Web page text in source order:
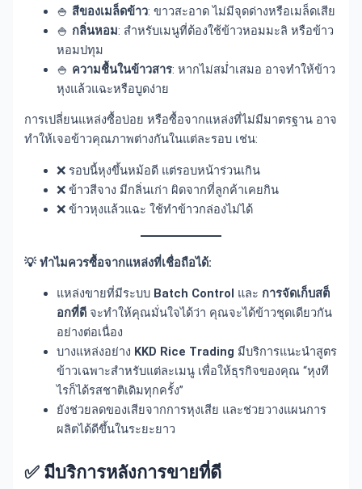
🍚 สีของเมล็ดข้าว: ขาวสะอาด ไม่มีจุดด่างหรือเมล็ดเสีย
🍚 กลิ่นหอม: สำหรับเมนูที่ต้องใช้ข้าวหอมมะลิ หรือข้าว
หอมปทุม
🍚 ความชื้นในข้าวสาร: หากไม่สม่ำเสมอ อาจทำให้ข้าว
หุงแล้วแฉะหรือบูดง่าย
การเปลี่ยนแหล่งซื้อบ่อย หรือซื้อจากแหล่งที่ไม่มีมาตรฐาน อาจ
ทำให้เจอข้าวคุณภาพต่างกันในแต่ละรอบ เช่น:
❌ รอบนี้หุงขึ้นหม้อดี แต่รอบหน้าร่วนเกิน
❌ ข้าวสีจาง มีกลิ่นเก่า ผิดจากที่ลูกค้าเคยกิน
❌ ข้าวหุงแล้วแฉะ ใช้ทำข้าวกล่องไม่ได้
💡 ทำไมควรซื้อจากแหล่งที่เชื่อถือได้:
แหล่งขายที่มีระบบ Batch Control และ การจัดเก็บสต็
อกที่ดี จะทำให้คุณมั่นใจได้ว่า คุณจะได้ข้าวชุดเดียวกัน
อย่างต่อเนื่อง
บางแหล่งอย่าง KKD Rice Trading มีบริการแนะนำสูตร
ข้าวเฉพาะสำหรับแต่ละเมนู เพื่อให้ธุรกิจของคุณ “หุงที
ไรก็ได้รสชาติเดิมทุกครั้ง”
ยังช่วยลดของเสียจากการหุงเสีย และช่วยวางแผนการ
ผลิตได้ดีขึ้นในระยะยาว
✅ มีบริการหลังการขายที่ดี